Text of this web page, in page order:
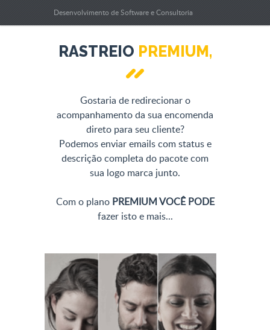
Desenvolvimento de Software e Consultoria
RASTREIO PREMIUM,
Gostaria de redirecionar o
acompanhamento da sua encomenda
direto para seu cliente?
Podemos enviar emails com status e
descrição completa do pacote com
sua logo marca junto.
Com o plano PREMIUM VOCÊ PODE
fazer isto e mais...